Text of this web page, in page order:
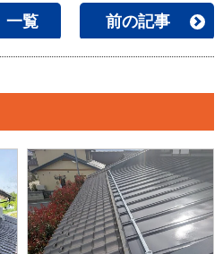
一覧 前の記事